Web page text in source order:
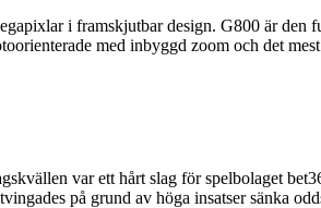
i framskjutbar design. G800 är
med inbyggd zoom och det
var ett hårt slag för spelbolaget
på grund av höga insatser sänka